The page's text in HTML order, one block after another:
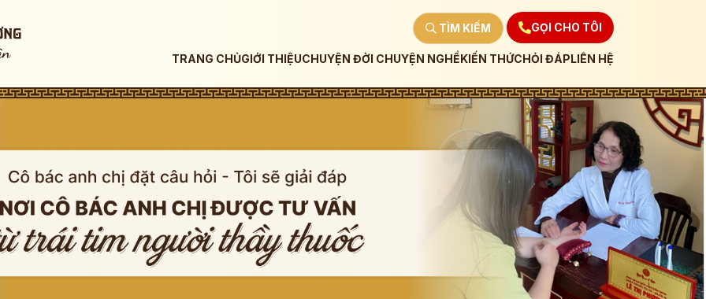
TÌM KIẾM GỌI CHO TÔI
TRANG CHỦGIỚI THIỆUCHUYỆN ĐỜI CHUYỆN NGHỀKIẾN THỨCHỎI ĐÁPLIÊN HỆ